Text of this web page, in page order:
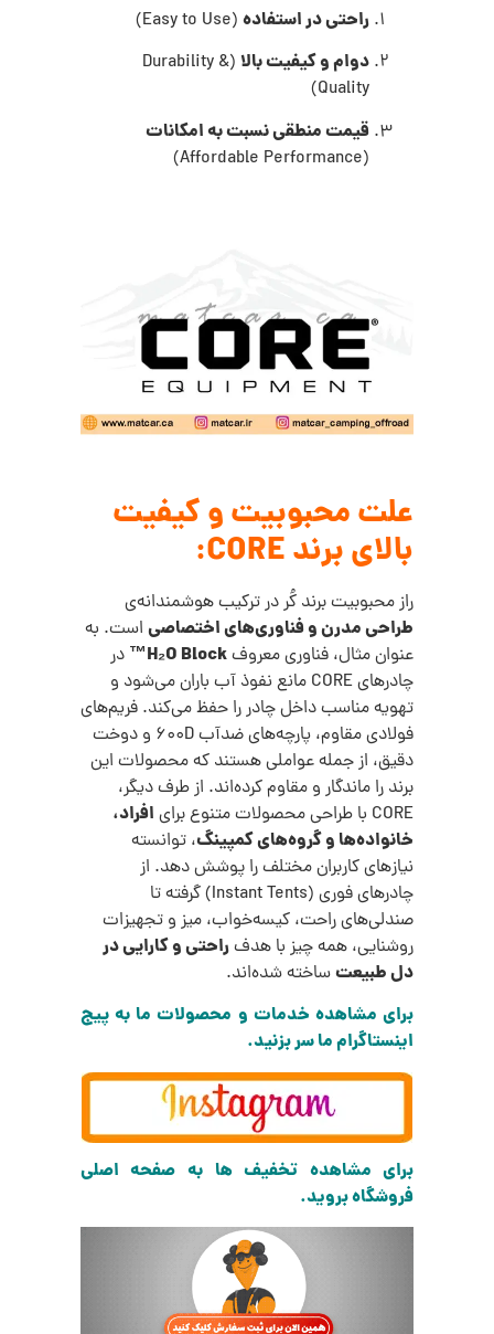
راحتی در استفاده(Easy to Use)
دوام و کیفیت بالا (Durability &
Quality)
قیمت منطقی نسبت به امکانات
(Affordable Performance)
علت محبوبیت و کیفیت
بالای برند CORE:
راز محبوبیت برند کُر در ترکیب هوشمندانه‌ی
طراحی مدرن و فناوری‌های اختصاصیاست. به
عنوان مثال، فناوری معروفH₂O Block™
در
چادرهای CORE مانع نفوذ آب باران می‌شود و
تهویه مناسب داخل چادر را حفظ می‌کند. فریم‌های
فولادی مقاوم، پارچه‌های ضدآب 600D و دوخت
دقیق، از جمله عواملی هستند که محصولات این
برند را ماندگار و مقاوم کرده‌اند. از طرف دیگر،
CORE با طراحی محصولات متنوع برای
افراد،
خانواده‌ها و گروه‌های کمپینگ، توانسته
نیازهای کاربران مختلف را پوشش دهد. از
چادرهای فوری (Instant Tents) گرفته تا
صندلی‌های راحت، کیسه‌خواب، میز و تجهیزات
روشنایی، همه چیز با هدفراحتی و کارایی در
دل طبیعتساخته شده‌اند.
برای مشاهده خدمات و محصولات ما به پیج
اینستاگرام ما سر بزنید.
برای مشاهده تخفیف ها به صفحه اصلی
فروشگاه بروید.